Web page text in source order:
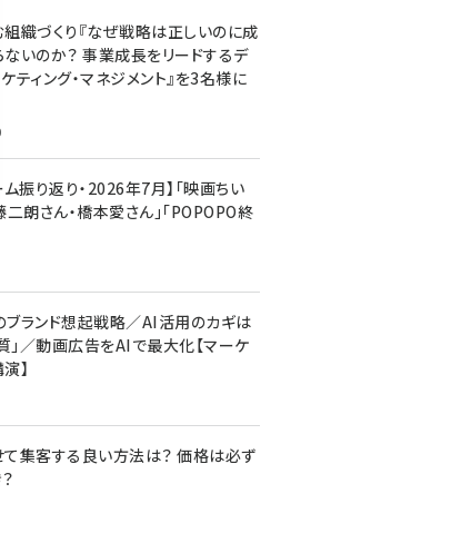
meo (1277)
llmo (1167)
組織づくり『なぜ戦略は正しいのに成
ないのか？ 事業成長をリードするデ
ケティング・マネジメント』を3名様に
ム振り返り・2026年7月】「映画ちい
二朗さん・橋本愛さん」「POPOPO終
ブランド想起戦略／AI活用のカギは
質」／動画広告をAIで最大化【マーケ
】
集客する良い方法は？ 価格は必ず